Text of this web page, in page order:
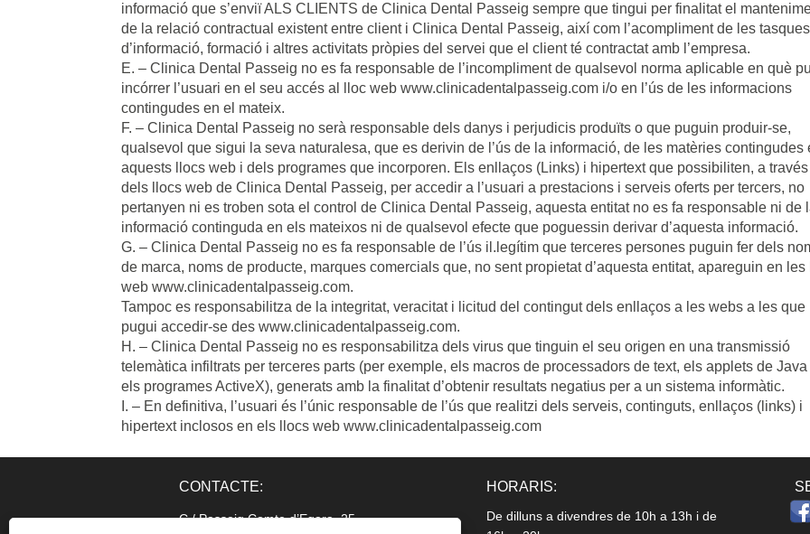
informació que s’enviï ALS CLIENTS de Clinica Dental Passeig sempre que tingui per finalitat el
de la relació contractual existent entre client i Clinica Dental Passeig, així com l’acompliment de les tasques
d’informació, formació i altres activitats pròpies del servei que el client té contractat amb l’empresa.
E. – Clinica Dental Passeig no es fa responsable de l’incompliment de qualsevol norma aplicable en què
incórrer l’usuari en el seu accés al lloc web www.clinicadentalpasseig.com i/o en l’ús de les informacions
contingudes en el mateix.
F. – Clinica Dental Passeig no serà responsable dels danys i perjudicis produïts o que puguin produir-se,
qualsevol que sigui la seva naturalesa, que es derivin de l’ús de la informació, de les matèries contingudes
aquests llocs web i dels programes que incorporen. Els enllaços (Links) i hipertext que possibiliten, a través
dels llocs web de Clinica Dental Passeig, per accedir a l’usuari a prestacions i serveis oferts per tercers, no
pertanyen ni es troben sota el control de Clinica Dental Passeig, aquesta entitat no es fa responsable ni de
informació continguda en els mateixos ni de qualsevol efecte que poguessin derivar d’aquesta informació.
G. – Clinica Dental Passeig no es fa responsable de l’ús il.legítim que terceres persones puguin fer dels
de marca, noms de producte, marques comercials que, no sent propietat d’aquesta entitat, apareguin en les
web www.clinicadentalpasseig.com.
Tampoc es responsabilitza de la integritat, veracitat i licitud del contingut dels enllaços a les webs a les que
pugui accedir-se des www.clinicadentalpasseig.com.
H. – Clinica Dental Passeig no es responsabilitza dels virus que tinguin el seu origen en una transmissió
telemàtica infiltrats per terceres parts (per exemple, els macros de processadors de text, els applets de Java
els programes ActiveX), generats amb la finalitat d’obtenir resultats negatius per a un sistema informàtic.
I. – En definitiva, l’usuari és l’únic responsable de l’ús que realitzi dels serveis, continguts, enllaços (links) i
hipertext inclosos en els llocs web www.clinicadentalpasseig.com
CONTACTE:
C / Passeig Comte d’Egara, 25
HORARIS:
De dilluns a divendres de 10h a 13h i de